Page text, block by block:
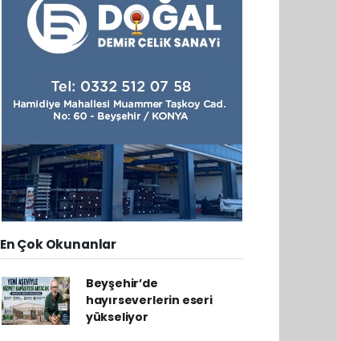
En Çok Okunanlar
Beyşehir’de
hayırseverlerin eseri
yükseliyor